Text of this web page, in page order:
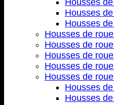
Housses
Housses
Housses
Housses de
Housses de
Housses de
Housses de
Housses de
Housses
Housses